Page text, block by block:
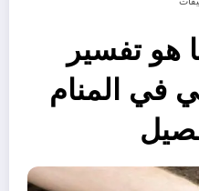
تفسير
في المنام